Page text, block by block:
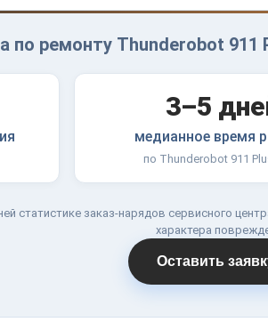
по ремонту Thunderobot 911
3–5
медианное время
по Thunderobot 911
статистике заказ-нарядов сервисного
характера
Оставить